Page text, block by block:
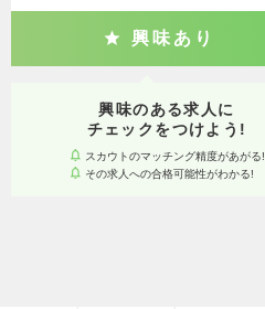
興味あり
興味のある求人に
チェックをつけよう!
スカウトのマッチング精度があがる!
その求人への合格可能性がわかる!